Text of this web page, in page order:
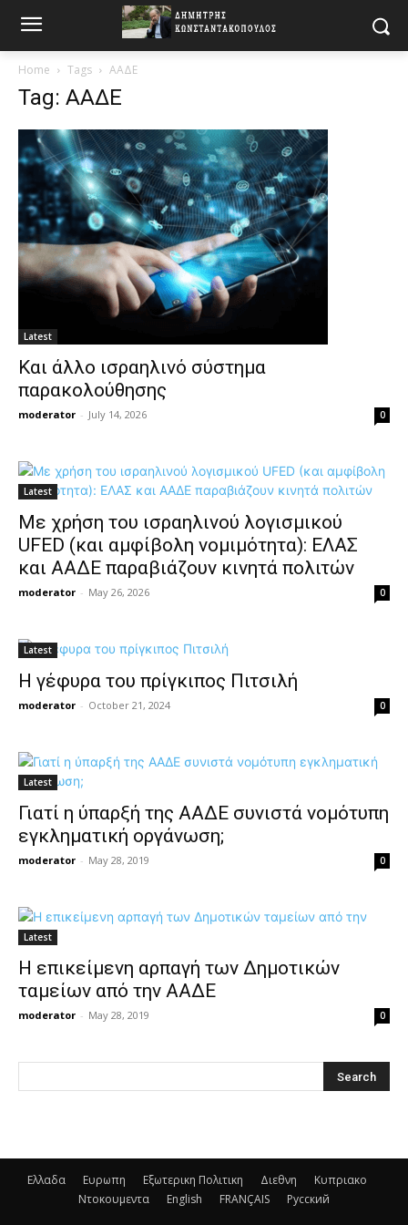
Home Tags ΑΑΔΕ
Tag: ΑΑΔΕ
Latest
Και άλλο ισραηλινό σύστημα
παρακολούθησης
moderator - July 14, 2026 0
Latest
Με χρήση του ισραηλινού λογισμικού
UFED (και αμφίβολη νομιμότητα): ΕΛΑΣ
και ΑΑΔΕ παραβιάζουν κινητά πολιτών
moderator - May 26, 2026 0
Latest
Η γέφυρα του πρίγκιπος Πιτσιλή
moderator - October 21, 2024 0
Latest
Γιατί η ύπαρξή της ΑΑΔΕ συνιστά νομότυπη
εγκληματική οργάνωση;
moderator - May 28, 2019 0
Latest
Η επικείμενη αρπαγή των Δημοτικών
ταμείων από την ΑΑΔΕ
moderator - May 28, 2019 0
Ελλαδα Ευρωπη Εξωτερικη Πολιτικη Διεθνη
Κυπριακο
Ντοκουμεντα
English FRANÇAIS Русский